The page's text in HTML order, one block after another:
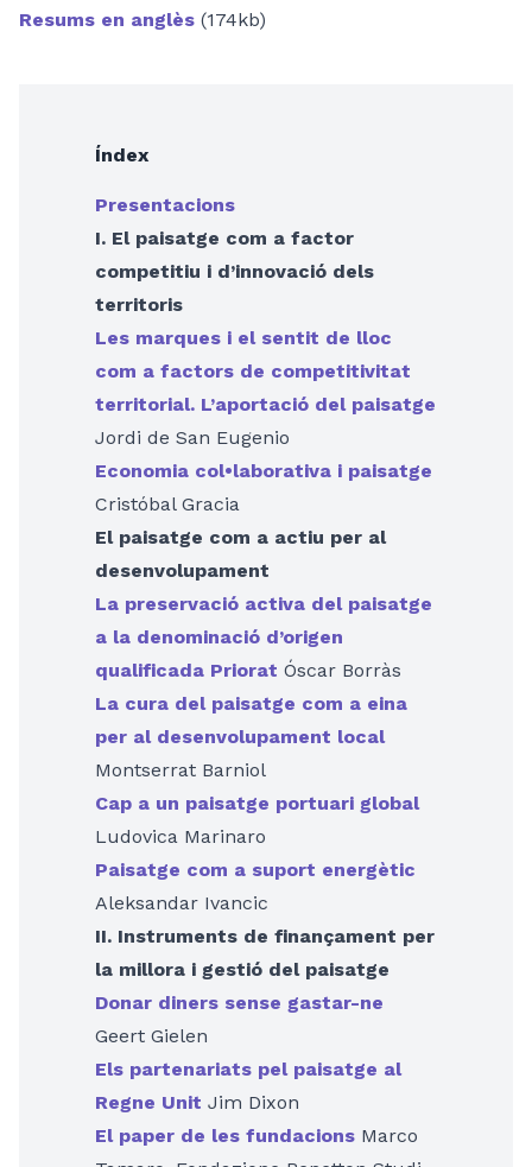
Resums en anglès (174kb)
Índex
Presentacions
I. El paisatge com a factor
competitiu i d’innovació dels
territoris
Les marques i el sentit de lloc
com a factors de competitivitat
territorial. L’aportació del paisatge
Jordi de San Eugenio
Economia col•laborativa i paisatge
Cristóbal Gracia
El paisatge com a actiu per al
desenvolupament
La preservació activa del paisatge
a la denominació d’origen
qualificada Priorat Óscar Borràs
La cura del paisatge com a eina
per al desenvolupament local
Montserrat Barniol
Cap a un paisatge portuari global
Ludovica Marinaro
Paisatge com a suport energètic
Aleksandar Ivancic
II. Instruments de finançament per
la millora i gestió del paisatge
Donar diners sense gastar-ne
Geert Gielen
Els partenariats pel paisatge al
Regne Unit Jim Dixon
El paper de les fundacions Marco